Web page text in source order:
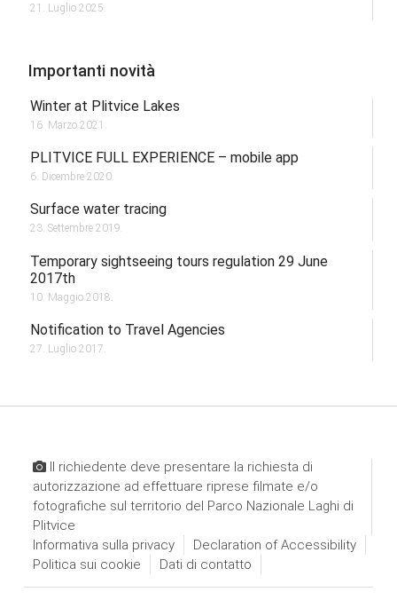
21. Luglio 2025.
Importanti novità
Winter at Plitvice Lakes
16. Marzo 2021.
PLITVICE FULL EXPERIENCE – mobile app
6. Dicembre 2020.
Surface water tracing
23. Settembre 2019.
Temporary sightseeing tours regulation 29 June
2017th
10. Maggio 2018.
Notification to Travel Agencies
27. Luglio 2017.
Il richiedente deve presentare la richiesta di
autorizzazione ad effettuare riprese filmate e/o
fotografiche sul territorio del Parco Nazionale Laghi di
Plitvice
Informativa sulla privacy
Declaration of Accessibility
Politica sui cookie
Dati di contatto